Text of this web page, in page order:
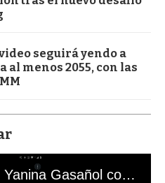
seguirá yendo a
al menos 2055, con las
El mal momento de Yanina Gasañol con un hincha argentino en "Subrayado"